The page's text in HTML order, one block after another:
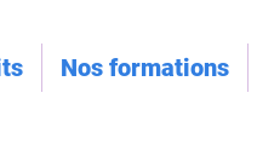
Nos formations